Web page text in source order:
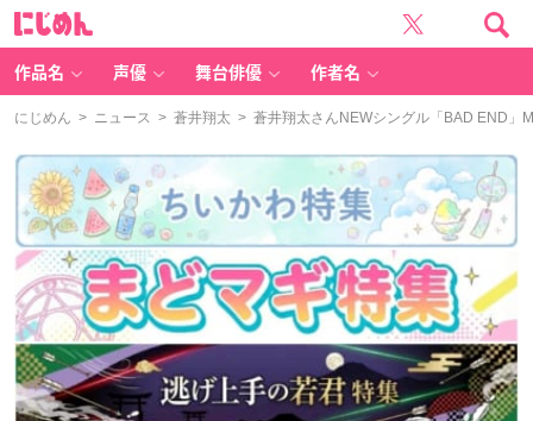
作品名 声優 舞台俳優 作者名
にじめん > ニュース > 蒼井翔太 > 蒼井翔太さんNEWシングル「BAD END」